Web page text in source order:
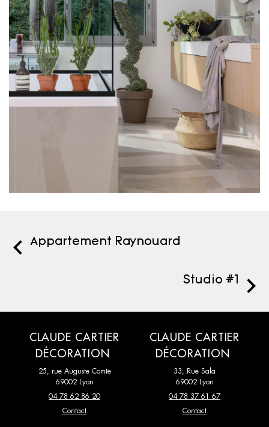
Appartement Raynouard
Studio #1
CLAUDE CARTIER
DÉCORATION
25, rue Auguste Comte
69002 Lyon
04 78 62 86 20
Contact
CLAUDE CARTIER
DÉCORATION
33, Rue Sala
69002 Lyon
04 78 37 61 67
Contact